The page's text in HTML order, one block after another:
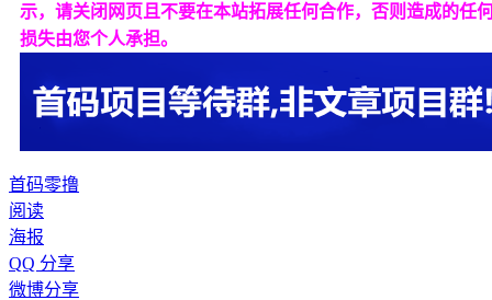
示，请关闭网页且不要在本站拓展任何合作，否则造成的任
损失由您个人承担。
首码零撸
阅读
海报
QQ 分享
微博分享